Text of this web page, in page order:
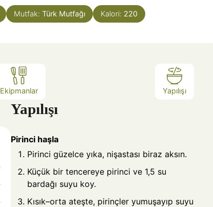
a
t
a
t
Mutfak: Türk Mutfağı Kalori: 220
Ekipmanlar Yapılışı
Yapılışı
Pirinci haşla
Pirinci güzelce yıka, nişastası biraz aksın.
Küçük bir tencereye pirinci ve 1,5 su
bardağı suyu koy.
Kısık–orta ateşte, pirinçler yumuşayıp suyu